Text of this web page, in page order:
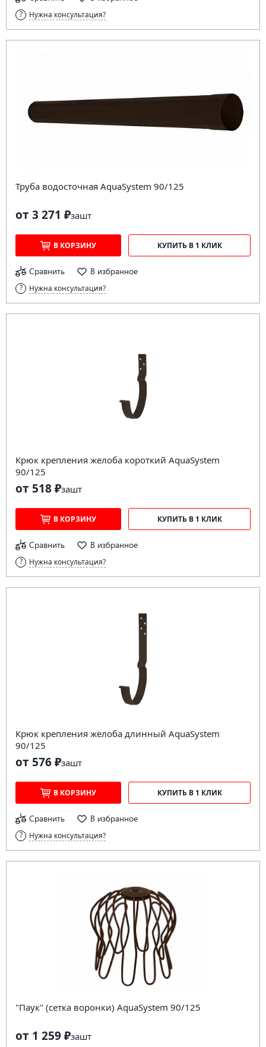
Нужна консультация?
Труба водосточная AquaSystem 90/125
от 3 271 ₽зашт
В КОРЗИНУ КУПИТЬ В 1 КЛИК
Сравнить В избранное
Нужна консультация?
Крюк крепления желоба короткий AquaSystem
90/125
от 518 ₽зашт
В КОРЗИНУ КУПИТЬ В 1 КЛИК
Сравнить В избранное
Нужна консультация?
Крюк крепления желоба длинный AquaSystem
90/125
от 576 ₽зашт
В КОРЗИНУ КУПИТЬ В 1 КЛИК
Сравнить В избранное
Нужна консультация?
"Паук" (сетка воронки) AquaSystem 90/125
от 1 259 ₽зашт